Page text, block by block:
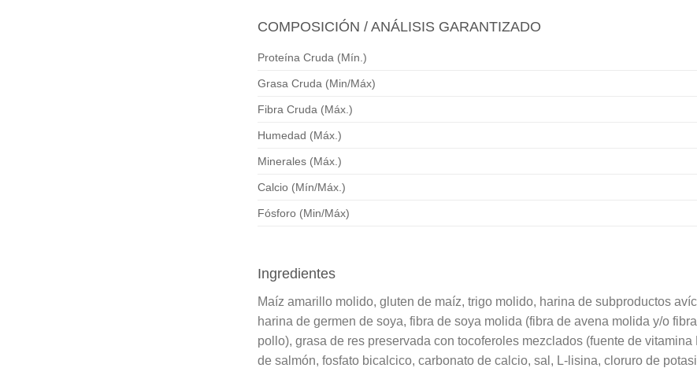
COMPOSICIÓN / ANÁLISIS GARANTIZADO
Proteína Cruda (Mín.)
Grasa Cruda (Min/Máx)
Fibra Cruda (Máx.)
Humedad (Máx.)
Minerales (Máx.)
Calcio (Mín/Máx.)
Fósforo (Min/Máx)
Ingredientes
Maíz amarillo molido, gluten de maíz, trigo molido, harina de subproductos
harina de germen de soya, fibra de soya molida (fibra de avena molida y/o
pollo), grasa de res preservada con tocoferoles mezclados (fuente de
de salmón, fosfato bicalcico, carbonato de calcio, sal, L-lisina, cloruro de